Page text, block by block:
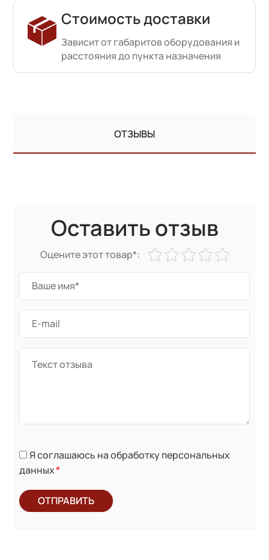
Стоимость доставки
Зависит от габаритов оборудования и
расстояния до пункта назначения
ОТЗЫВЫ
Оставить отзыв
Оцените этот товар*:
Я соглашаюсь на обработку персональных
данных*
ОТПРАВИТЬ